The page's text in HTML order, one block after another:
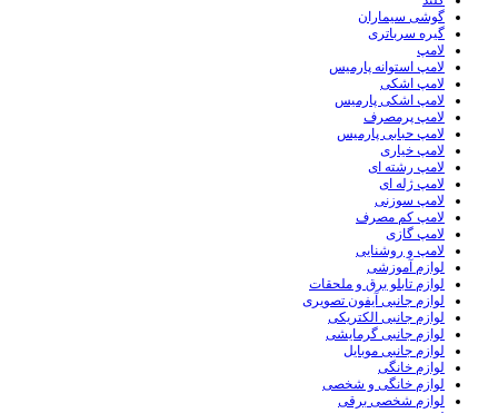
گوشی سیماران
گیره سرباتری
لامپ
لامپ استوانه پارمیس
لامپ اشکی
لامپ اشکی پارمیس
لامپ پرمصرف
لامپ حبابی پارمیس
لامپ خیاری
لامپ رشته ای
لامپ ژله ای
لامپ سوزنی
لامپ کم مصرف
لامپ گازی
لامپ و روشنایی
لوازم آموزشی
لوازم تابلو برق و ملحقات
لوازم جانبی آیفون تصویری
لوازم جانبی الکتریکی
لوازم جانبی گرمایشی
لوازم جانبی موبایل
لوازم خانگی
لوازم خانگی و شخصی
لوازم شخصی برقی